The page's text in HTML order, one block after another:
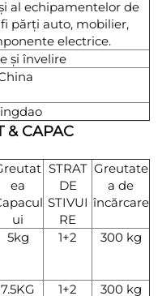
al echipamentelor de
părți auto, mobilier,
electrice.
și învelire
& CAPAC
ea
ui
STRAT
DE
STIVUI
RE
Greutate
a de
încărcare
5kg 1+2 300 kg
7.5KG 1+2 300 kg